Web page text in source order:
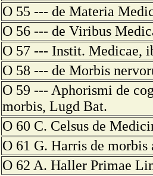
O 55 --- de Materia
O 56 --- de Viribus
O 57 --- Instit. Medicae,
O 58 --- de Morbis
O 59 --- Aphorismi de
morbis, Lugd Bat.
O 60 C. Celsus de
O 61 G. Harris de
O 62 A. Haller Primae